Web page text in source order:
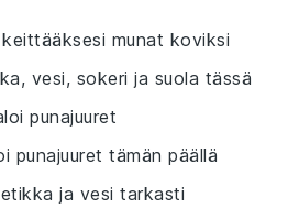
munat koviksi
vesi, sokeri ja suola tässä
punajuuret
punajuuret tämän päällä
ja vesi tarkasti